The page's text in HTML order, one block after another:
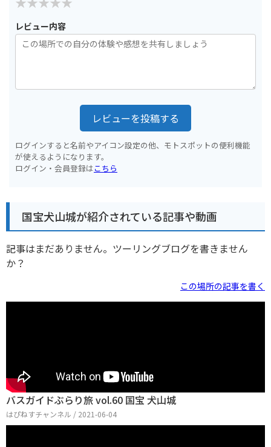
レビュー内容
レビューを投稿する
ログインすると名前やアイコン設定の他、モトスポットの便利機能
が使えるようになります。
ログイン・会員登録はこちら
国宝犬山城が紹介されている記事や動画
記事はまだありません。ツーリングブログを書きません
か？
この場所の記事を書く
バスガイドぶらり旅 vol.60 国宝 犬山城
はぴねすチャンネル / 2021-06-04